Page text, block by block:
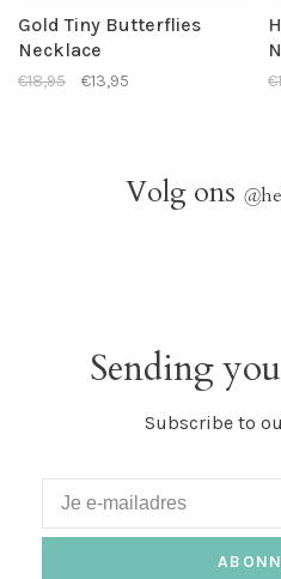
Gold Tiny Butterflies
Necklace
€18,95 €13,95
Volg ons @
Sending
Subscribe to